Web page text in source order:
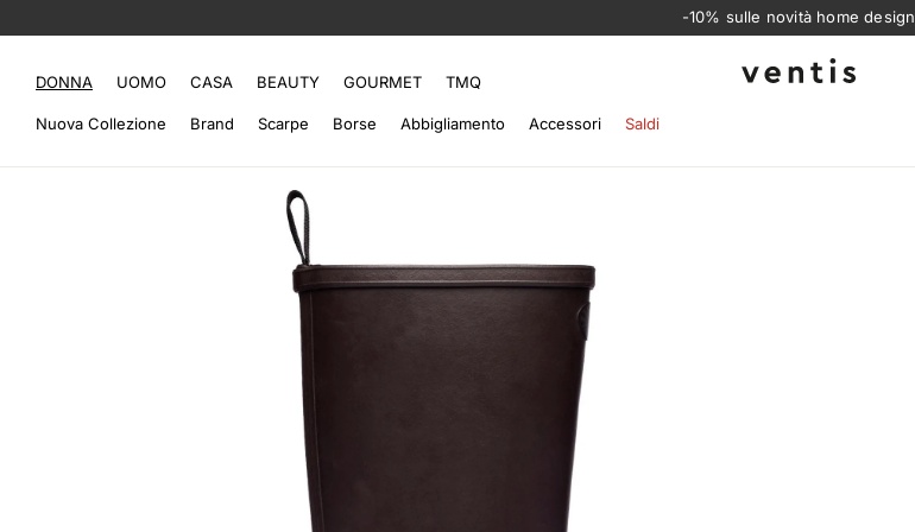
-10% sulle novità home design
Ventis
DONNA UOMO CASA BEAUTY GOURMET TMQ
Nuova Collezione Brand Scarpe Borse Abbigliamento Accessori Saldi